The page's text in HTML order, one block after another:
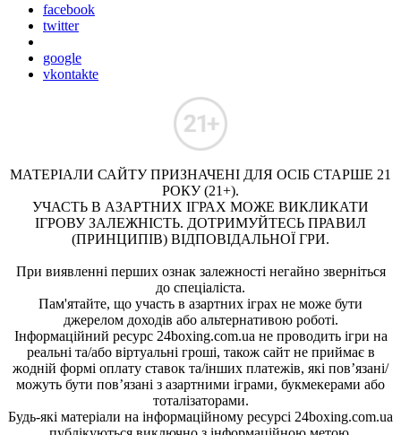
facebook
twitter
google
vkontakte
МАТЕРІАЛИ САЙТУ ПРИЗНАЧЕНІ ДЛЯ ОСІБ СТАРШЕ 21
РОКУ (21+).
УЧАСТЬ В АЗАРТНИХ ІГРАХ МОЖЕ ВИКЛИКАТИ
ІГРОВУ ЗАЛЕЖНІСТЬ. ДОТРИМУЙТЕСЬ ПРАВИЛ
(ПРИНЦИПІВ) ВІДПОВІДАЛЬНОЇ ГРИ.
При виявленні перших ознак залежності негайно зверніться
до спеціаліста.
Пам'ятайте, що участь в азартних іграх не може бути
джерелом доходів або альтернативою роботі.
Інформаційний ресурс 24boxing.com.ua не проводить ігри на
реальні та/або віртуальні гроші, також сайт не приймає в
жодній формі оплату ставок та/інших платежів, які пов’язані/
можуть бути пов’язані з азартними іграми, букмекерами або
тоталізаторами.
Будь-які матеріали на інформаційному ресурсі 24boxing.com.ua